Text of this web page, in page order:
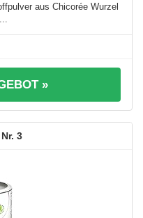
aus Chicorée Wurzel
»
3